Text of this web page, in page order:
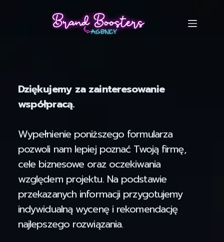
Dziękujemy za zainteresowanie
współpracą.
Wypełnienie poniższego formularza
pozwoli nam lepiej poznać Twoją firmę,
cele biznesowe oraz oczekiwania
względem projektu. Na podstawie
przekazanych informacji przygotujemy
indywidualną wycenę i rekomendację
najlepszego rozwiązania.